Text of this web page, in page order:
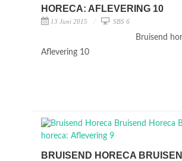
HORECA: AFLEVERING 10
13 Juni 2015 SBS 6
Bruisend
Aflevering 10
BRUISEND HORECA